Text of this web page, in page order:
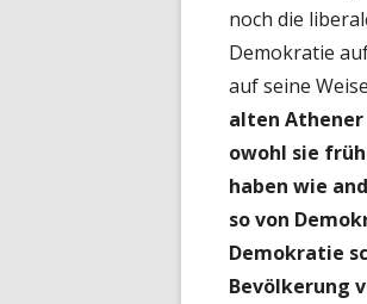
noch die
Demokratie
auf seine
alten Athener
owohl sie
haben wie
so von
Demokratie
Bevölkerung